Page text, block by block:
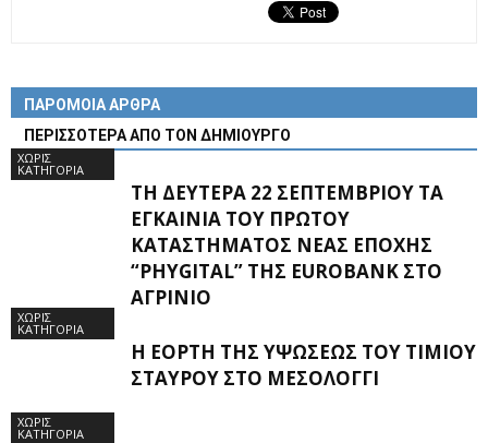
ΠΑΡΟΜΟΙΑ ΑΡΘΡΑ
ΠΕΡΙΣΣΟΤΕΡΑ ΑΠΟ ΤΟΝ ΔΗΜΙΟΥΡΓΟ
ΧΩΡΊΣ
ΚΑΤΗΓΟΡΊΑ
ΤΗ ΔΕΥΤΈΡΑ 22 ΣΕΠΤΕΜΒΡΊΟΥ ΤΑ
ΕΓΚΑΊΝΙΑ ΤΟΥ ΠΡΏΤΟΥ
ΚΑΤΑΣΤΉΜΑΤΟΣ ΝΈΑΣ ΕΠΟΧΉΣ
“PHYGITAL” ΤΗΣ EUROBANK ΣΤΟ
ΑΓΡΊΝΙΟ
ΧΩΡΊΣ
ΚΑΤΗΓΟΡΊΑ
Η ΕΟΡΤΉ ΤΗΣ ΥΨΏΣΕΩΣ ΤΟΥ ΤΙΜΊΟΥ
ΣΤΑΥΡΟΎ ΣΤΟ ΜΕΣΟΛΌΓΓΙ
ΧΩΡΊΣ
ΚΑΤΗΓΟΡΊΑ